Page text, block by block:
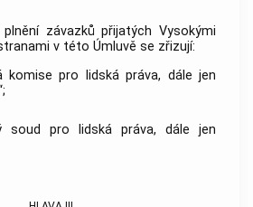
závazků přijatých Vysokými
v této Úmluvě se zřizují:
komise pro lidská práva, dále jen
soud pro lidská práva, dále jen